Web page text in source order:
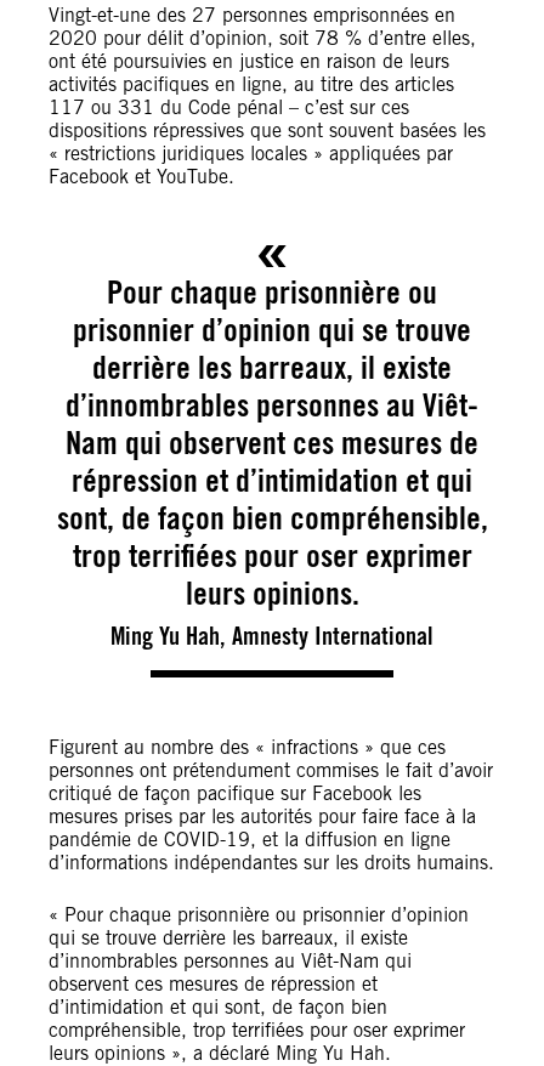
Vingt-et-une des 27 personnes emprisonnées en
2020 pour délit d’opinion, soit 78 % d’entre elles,
ont été poursuivies en justice en raison de leurs
activités pacifiques en ligne, au titre des articles
117 ou 331 du Code pénal – c’est sur ces
dispositions répressives que sont souvent basées les
« restrictions juridiques locales » appliquées par
Facebook et YouTube.
Pour chaque prisonnière ou
prisonnier d’opinion qui se trouve
derrière les barreaux, il existe
d’innombrables personnes au Viêt-
Nam qui observent ces mesures de
répression et d’intimidation et qui
sont, de façon bien compréhensible,
trop terrifiées pour oser exprimer
leurs opinions.
Ming Yu Hah, Amnesty International
Figurent au nombre des « infractions » que ces
personnes ont prétendument commises le fait d’avoir
critiqué de façon pacifique sur Facebook les
mesures prises par les autorités pour faire face à la
pandémie de COVID-19, et la diffusion en ligne
d’informations indépendantes sur les droits humains.
« Pour chaque prisonnière ou prisonnier d’opinion
qui se trouve derrière les barreaux, il existe
d’innombrables personnes au Viêt-Nam qui
observent ces mesures de répression et
d’intimidation et qui sont, de façon bien
compréhensible, trop terrifiées pour oser exprimer
leurs opinions », a déclaré Ming Yu Hah.